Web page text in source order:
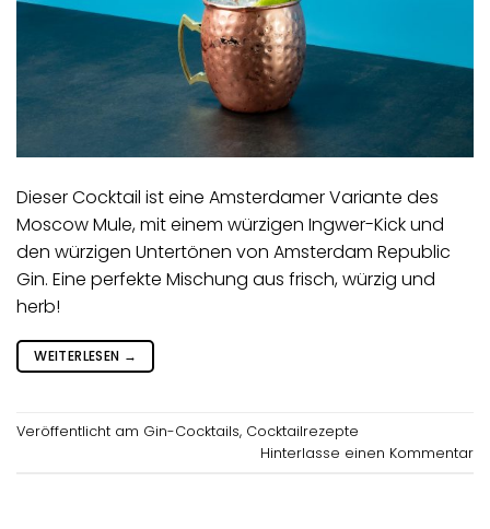
Dieser Cocktail ist eine Amsterdamer Variante des
Moscow Mule, mit einem würzigen Ingwer-Kick und
den würzigen Untertönen von Amsterdam Republic
Gin. Eine perfekte Mischung aus frisch, würzig und
herb!
WEITERLESEN →
Veröffentlicht am Gin-Cocktails, Cocktailrezepte
Hinterlasse einen Kommentar